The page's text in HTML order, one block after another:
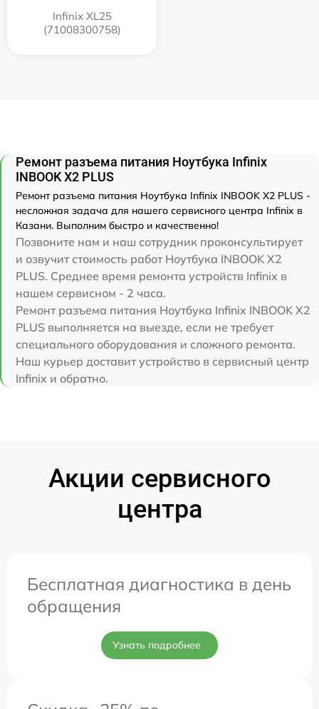
Infinix XL25
(71008300758)
Ремонт разъема питания Ноутбука Infinix
INBOOK X2 PLUS
Ремонт разъема питания Ноутбука Infinix INBOOK X2 PLUS -
несложная задача для нашего сервисного центра Infinix в
Казани. Выполним быстро и качественно!
Позвоните нам и наш сотрудник проконсультирует
и озвучит стоимость работ Ноутбука INBOOK X2
PLUS. Среднее время ремонта устройств Infinix в
нашем сервисном - 2 часа.
Ремонт разъема питания Ноутбука Infinix INBOOK X2
PLUS выполняется на выезде, если не требует
специального оборудования и сложного ремонта.
Наш курьер доставит устройство в сервисный центр
Infinix и обратно.
Акции сервисного
центра
Бесплатная диагностика в день
обращения
Узнать подробнее